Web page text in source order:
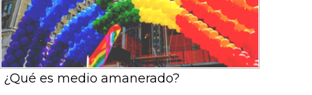
¿Qué es medio amanerado?